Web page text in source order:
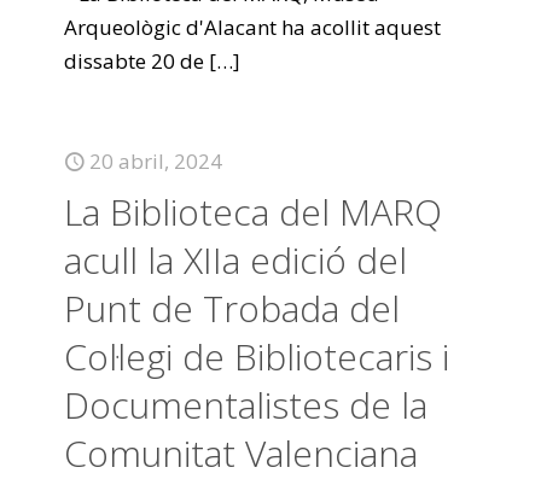
Arqueològic d'Alacant ha acollit aquest
dissabte 20 de […]
20 abril, 2024
La Biblioteca del MARQ
acull la XIIa edició del
Punt de Trobada del
Col·legi de Bibliotecaris i
Documentalistes de la
Comunitat Valenciana